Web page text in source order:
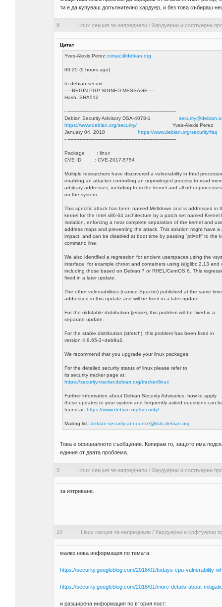
ти е да купуваш допълнително хардуер, и без това събираш
8 Linux секция за напреднали/ Хардуерни и софтуерни
Цитат
Yves-Alexis Perez corsac@debian.org
00:25 (9 hours ago)
to debian-securit.
-----BEGIN PGP SIGNED MESSAGE-----
Hash: SHA512
- -------------------------------------------------------------------------
Debian Security Advisory DSA-4078-1
https://www.debian.org/security/Yves-Alexis Perez
January 04, 2018
https://www.debian.org/security/faq
- -------------------------------------------------------------------------
Package : linux
CVE ID : CVE-2017-5754
Multiple researchers have discovered a vulnerability in Intel
enabling an attacker controlling an unprivileged process to read
arbitrary addresses, including from the kernel and all other
on the system.
This specific attack has been named Meltdown and is addressed in
kernel for the Intel x86-64 architecture by a patch set named Kernel
Isolation, enforcing a near complete separation of the kernel and
address maps and preventing the attack. This solution might have a
impact, and can be disabled at boot time by passing `pti=off' to the
command line.
We also identified a regression for ancient userspaces using the
interface, for example chroot and containers using (e)glibc 2.13 and
including those based on Debian 7 or RHEL/CentOS 6. This
fixed in a later update.
The other vulnerabilities (named Spectre) published at the same
addressed in this update and will be fixed in a later update.
For the oldstable distribution (jessie), this problem will be fixed in a
separate update.
For the stable distribution (stretch), this problem has been fixed in
version 4.9.65-3+deb9u2.
We recommend that you upgrade your linux packages.
For the detailed security status of linux please refer to
its security tracker page at:
https://security-tracker.debian.org/tracker/linux
Further information about Debian Security Advisories, how to apply
these updates to your system and frequently asked questions can
found at: https://www.debian.org/security/
Mailing list: debian-security-announce@lists.debian.org
Това е официалното съобщение. Копирам го, защото има
единия от двата проблема.
9 Linux секция за напреднали/ Хардуерни и софтуерни
за изтриване..
10 Linux секция за напреднали/ Хардуерни и софтуерни
малко нова информация по темата:
https://security.googleblog.com/2018/01/todays-cpu-vulnerability-
https://security.googleblog.com/2018/01/more-details-about-
и разширена информация по втория пост: